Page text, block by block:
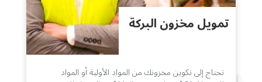
تمويل مخزون البركة
تحتاج إلى تكوين مخزونك من المواد الأولية أو المواد